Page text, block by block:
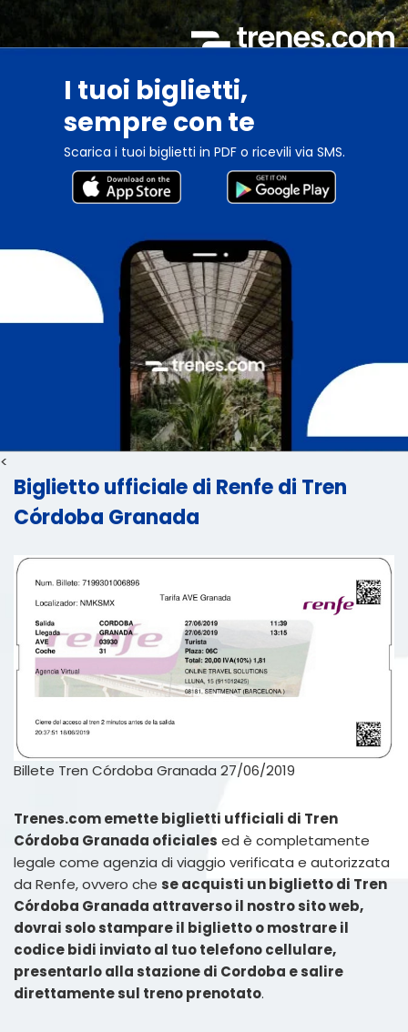
I tuoi biglietti,
sempre con te
Scarica i tuoi biglietti in PDF o ricevili via SMS.
<
Biglietto ufficiale di Renfe di Tren
Córdoba Granada
Billete Tren Córdoba Granada 27/06/2019
Trenes.com emette biglietti ufficiali di Tren
Córdoba Granada oficiales ed è completamente
legale come agenzia di viaggio verificata e autorizzata
da Renfe, ovvero che se acquisti un biglietto di Tren
Córdoba Granada attraverso il nostro sito web,
dovrai solo stampare il biglietto o mostrare il
codice bidi inviato al tuo telefono cellulare,
presentarlo alla stazione di Cordoba e salire
direttamente sul treno prenotato.